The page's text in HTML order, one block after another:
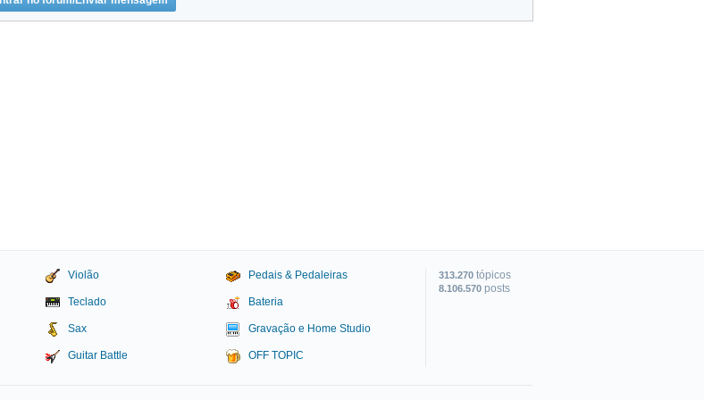
Violão Pedais & Pedaleiras
Teclado Bateria
Sax Gravação e Home Studio
Guitar Battle OFF TOPIC
313.270 tópicos
8.106.570 posts